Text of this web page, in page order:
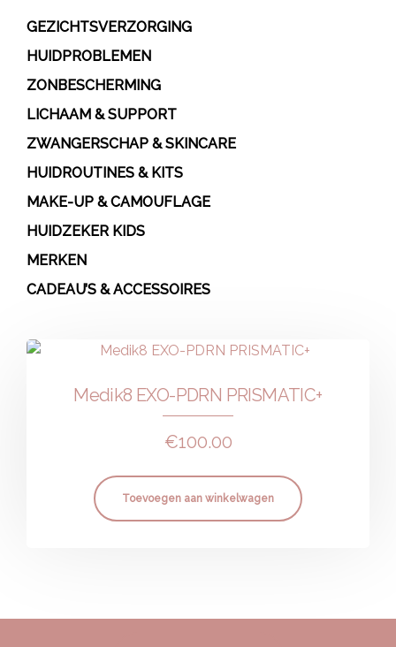
GEZICHTSVERZORGING
HUIDPROBLEMEN
ZONBESCHERMING
LICHAAM & SUPPORT
ZWANGERSCHAP & SKINCARE
HUIDROUTINES & KITS
MAKE-UP & CAMOUFLAGE
HUIDZEKER KIDS
MERKEN
CADEAU’S & ACCESSOIRES
Medik8 EXO-PDRN PRISMATIC+
€100.00
Toevoegen aan winkelwagen